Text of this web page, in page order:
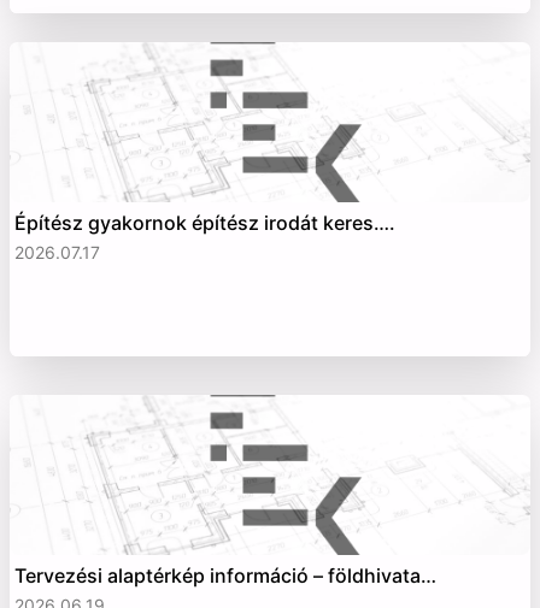
Építész gyakornok építész irodát keres….
2026.07.17
Tervezési alaptérkép információ – földhivata…